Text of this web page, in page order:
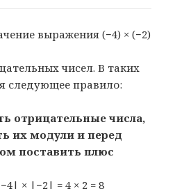
выражения (−4) × (−2)
чисел. В таких
следующее правило:
отрицательные числа,
их модули и перед
поставить плюс
× |−2| = 4 × 2 = 8